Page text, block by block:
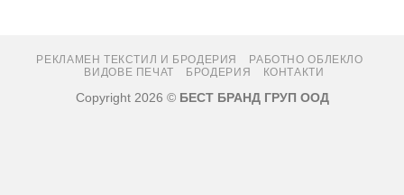
РЕКЛАМЕН ТЕКСТИЛ И БРОДЕРИЯ
РАБОТНО ОБЛЕКЛО
ВИДОВЕ ПЕЧАТ
БРОДЕРИЯ КОНТАКТИ
Copyright 2026 © БЕСТ БРАНД ГРУП ООД